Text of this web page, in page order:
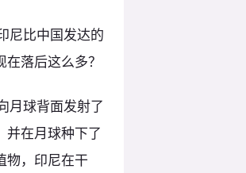
尼比中国发达的
落后这么多？
月球背面发射了
并在月球种下了
物，印尼在干